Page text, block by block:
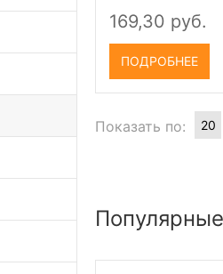
169,30 руб.
ПОДРОБНЕЕ
Показать по: 20